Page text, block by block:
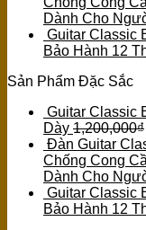
Dành Cho
Guitar Classic
Bảo Hành 12
Sản Phẩm Đặc Sắc
Guitar Classic
Dày 1,200,000₫
Đàn Guitar
Chống Cong
Dành Cho
Guitar Classic
Bảo Hành 12